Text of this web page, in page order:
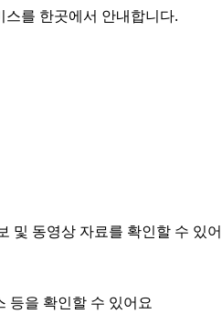
를 한곳에서 안내합니다.
및 동영상 자료를 확인할 수 있
등을 확인할 수 있어요